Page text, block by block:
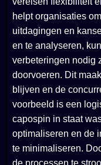
helpt organisaties
uitdagingen en
en te analyseren,
verbeteringen nodig
doorvoeren. Dit
blijven en de
voorbeeld is een
capospin in staat
optimaliseren en de
te minimaliseren.
de processen te